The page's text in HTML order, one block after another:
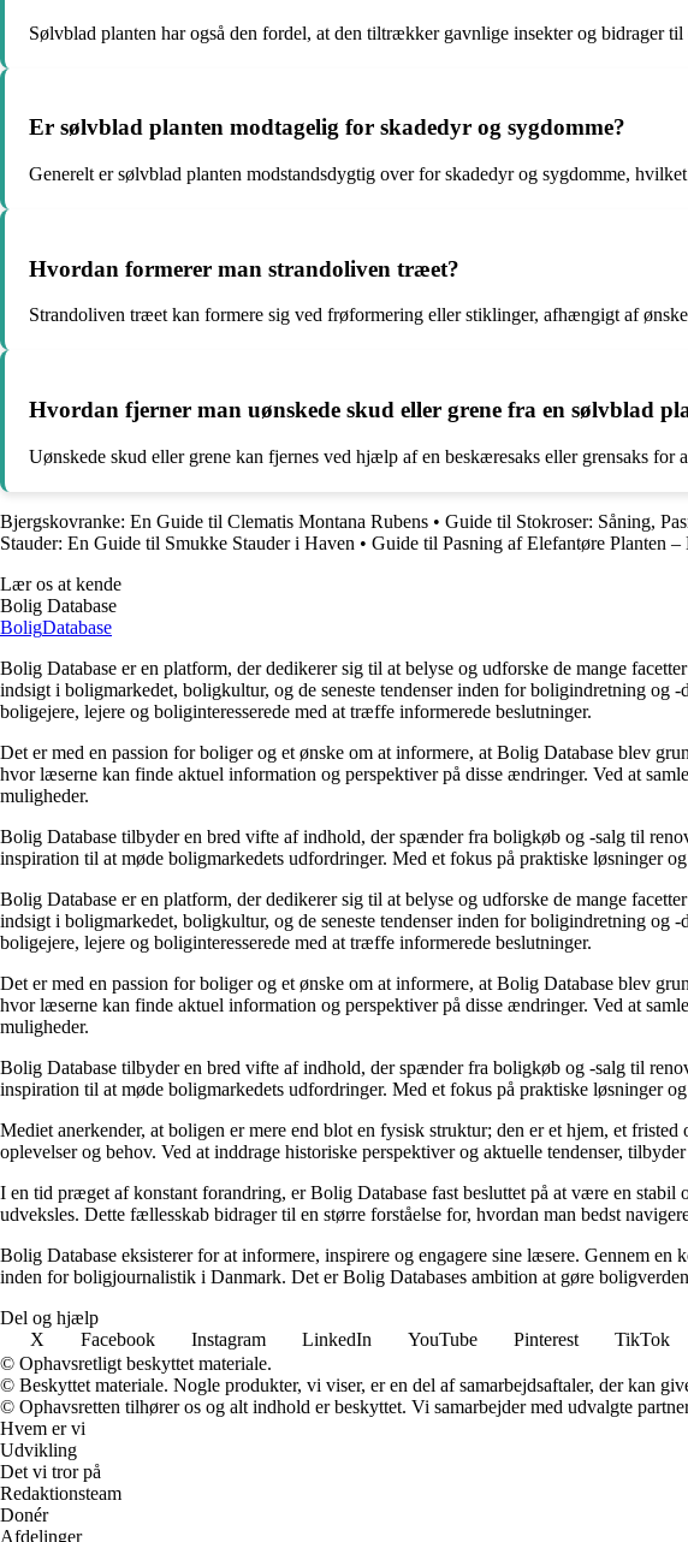
Sølvblad planten har også den fordel, at den tiltrækker gavnlige insekter og bidrager til
Er sølvblad planten modtagelig for skadedyr og sygdomme?
Generelt er sølvblad planten modstandsdygtig over for skadedyr og sygdomme,
Hvordan formerer man strandoliven træet?
Strandoliven træet kan formere sig ved frøformering eller stiklinger, afhængigt af
Hvordan fjerner man uønskede skud eller grene fra en sølvblad
Uønskede skud eller grene kan fjernes ved hjælp af en beskæresaks eller grensaks for
Bjergskovranke: En Guide til Clematis Montana Rubens • Guide til Stokroser: Såning,
Stauder: En Guide til Smukke Stauder i Haven • Guide til Pasning af Elefantøre Planten
Lær os at kende
Bolig Database
BoligDatabase
Bolig Database er en platform, der dedikerer sig til at belyse og udforske de mange
indsigt i boligmarkedet, boligkultur, og de seneste tendenser inden for boligindretning og
boligejere, lejere og boliginteresserede med at træffe informerede beslutninger.
Det er med en passion for boliger og et ønske om at informere, at Bolig Database blev
hvor læserne kan finde aktuel information og perspektiver på disse ændringer. Ved at
muligheder.
Bolig Database tilbyder en bred vifte af indhold, der spænder fra boligkøb og -salg til
inspiration til at møde boligmarkedets udfordringer. Med et fokus på praktiske løsninger
Bolig Database er en platform, der dedikerer sig til at belyse og udforske de mange
indsigt i boligmarkedet, boligkultur, og de seneste tendenser inden for boligindretning og
boligejere, lejere og boliginteresserede med at træffe informerede beslutninger.
Det er med en passion for boliger og et ønske om at informere, at Bolig Database blev
hvor læserne kan finde aktuel information og perspektiver på disse ændringer. Ved at
muligheder.
Bolig Database tilbyder en bred vifte af indhold, der spænder fra boligkøb og -salg til
inspiration til at møde boligmarkedets udfordringer. Med et fokus på praktiske løsninger
Mediet anerkender, at boligen er mere end blot en fysisk struktur; den er et hjem, et
oplevelser og behov. Ved at inddrage historiske perspektiver og aktuelle tendenser,
I en tid præget af konstant forandring, er Bolig Database fast besluttet på at være en
udveksles. Dette fællesskab bidrager til en større forståelse for, hvordan man bedst
Bolig Database eksisterer for at informere, inspirere og engagere sine læsere. Gennem
inden for boligjournalistik i Danmark. Det er Bolig Databases ambition at gøre
Del og hjælp
X
Facebook Instagram LinkedIn YouTube Pinterest TikTok
© Ophavsretligt beskyttet materiale.
© Beskyttet materiale. Nogle produkter, vi viser, er en del af samarbejdsaftaler, der kan
© Ophavsretten tilhører os og alt indhold er beskyttet. Vi samarbejder med udvalgte
Hvem er vi
Udvikling
Det vi tror på
Redaktionsteam
Donér
Afdelinger